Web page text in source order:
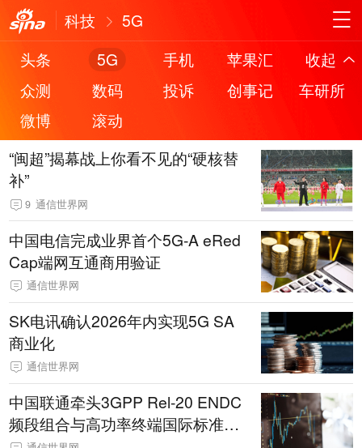
科技
5G
头条
5G 手机 苹果汇
收起
众测
数码 投诉 创事记
车研所
微博
滚动
“闽超”揭幕战上你看不见的“硬核替
补”
9 通信世界网
中国电信完成业界首个5G-A eRed
Cap端网互通商用验证
通信世界网
SK电讯确认2026年内实现5G SA
商业化
通信世界网
中国联通牵头3GPP Rel-20 ENDC
频段组合与高功率终端国际标准项